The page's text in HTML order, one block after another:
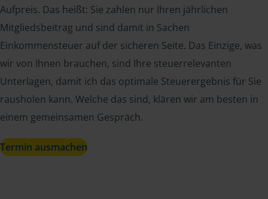
Aufpreis. Das heißt: Sie zahlen nur Ihren jährlichen
Mitgliedsbeitrag und sind damit in Sachen
Einkommensteuer auf der sicheren Seite. Das Einzige, was
wir von Ihnen brauchen, sind Ihre steuerrelevanten
Unterlagen, damit ich das optimale Steuerergebnis für Sie
rausholen kann. Welche das sind, klären wir am besten in
einem gemeinsamen Gespräch.
Termin ausmachen